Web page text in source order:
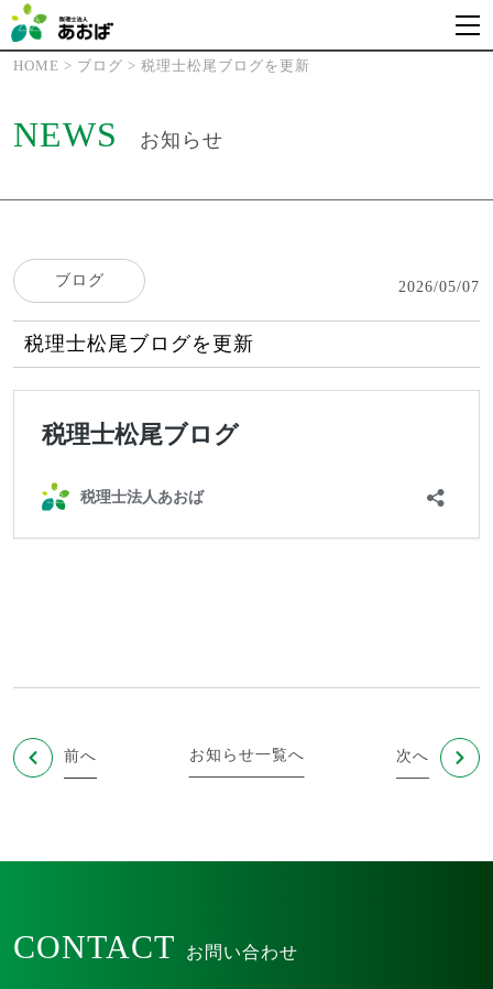
HOME > ブログ > 税理士松尾ブログを更新
NEWS お知らせ
ブログ 2026/05/07
税理士松尾ブログを更新
前へ 次へ
お知らせ一覧へ
CONTACT お問い合わせ